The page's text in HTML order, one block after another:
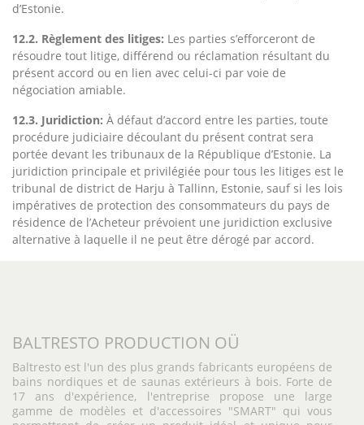
d’Estonie.
12.2. Règlement des litiges: Les parties s’efforceront de
résoudre tout litige, différend ou réclamation résultant du
présent accord ou en lien avec celui-ci par voie de
négociation amiable.
12.3. Juridiction: À défaut d’accord entre les parties, toute
procédure judiciaire découlant du présent contrat sera
portée devant les tribunaux de la République d’Estonie. La
juridiction principale et privilégiée pour tous les litiges est le
tribunal de district de Harju à Tallinn, Estonie, sauf si les lois
impératives de protection des consommateurs du pays de
résidence de l’Acheteur prévoient une juridiction exclusive
alternative à laquelle il ne peut être dérogé par accord.
BALTRESTO PRODUCTION OÜ
Baltresto est l'un des plus grands fabricants européens de
bains nordiques et de saunas extérieurs à bois. Forte de
17 ans d'expérience, l'entreprise propose une large
gamme de modèles et d'accessoires "SMART" qui vous